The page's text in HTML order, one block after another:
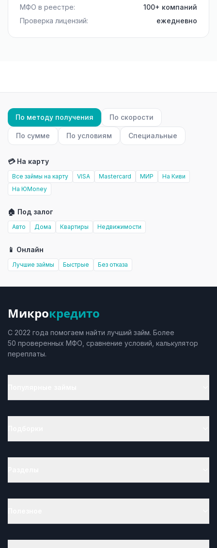
МФО в реестре:
100+ компаний
Проверка лицензий:
ежедневно
По методу получения По скорости
По сумме По условиям Специальные
💳 На карту
Все займы на карту VISA Mastercard МИР
На Киви
На ЮMoney
🏠 Под залог
Авто Дома Квартиры Недвижимости
📱 Онлайн
Лучшие займы Быстрые Без отказа
Микрокредито
С 2022 года помогаем найти лучший займ. Более
50 проверенных МФО, сравнение условий, калькулятор
переплаты.